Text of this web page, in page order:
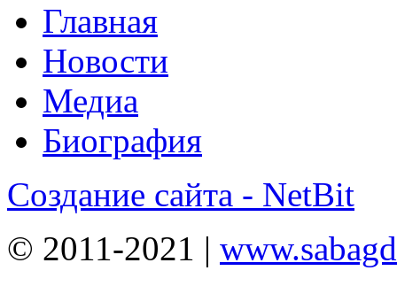
Главная
Новости
Медиа
Биография
Создание сайта - NetBit
© 2011-2021 |